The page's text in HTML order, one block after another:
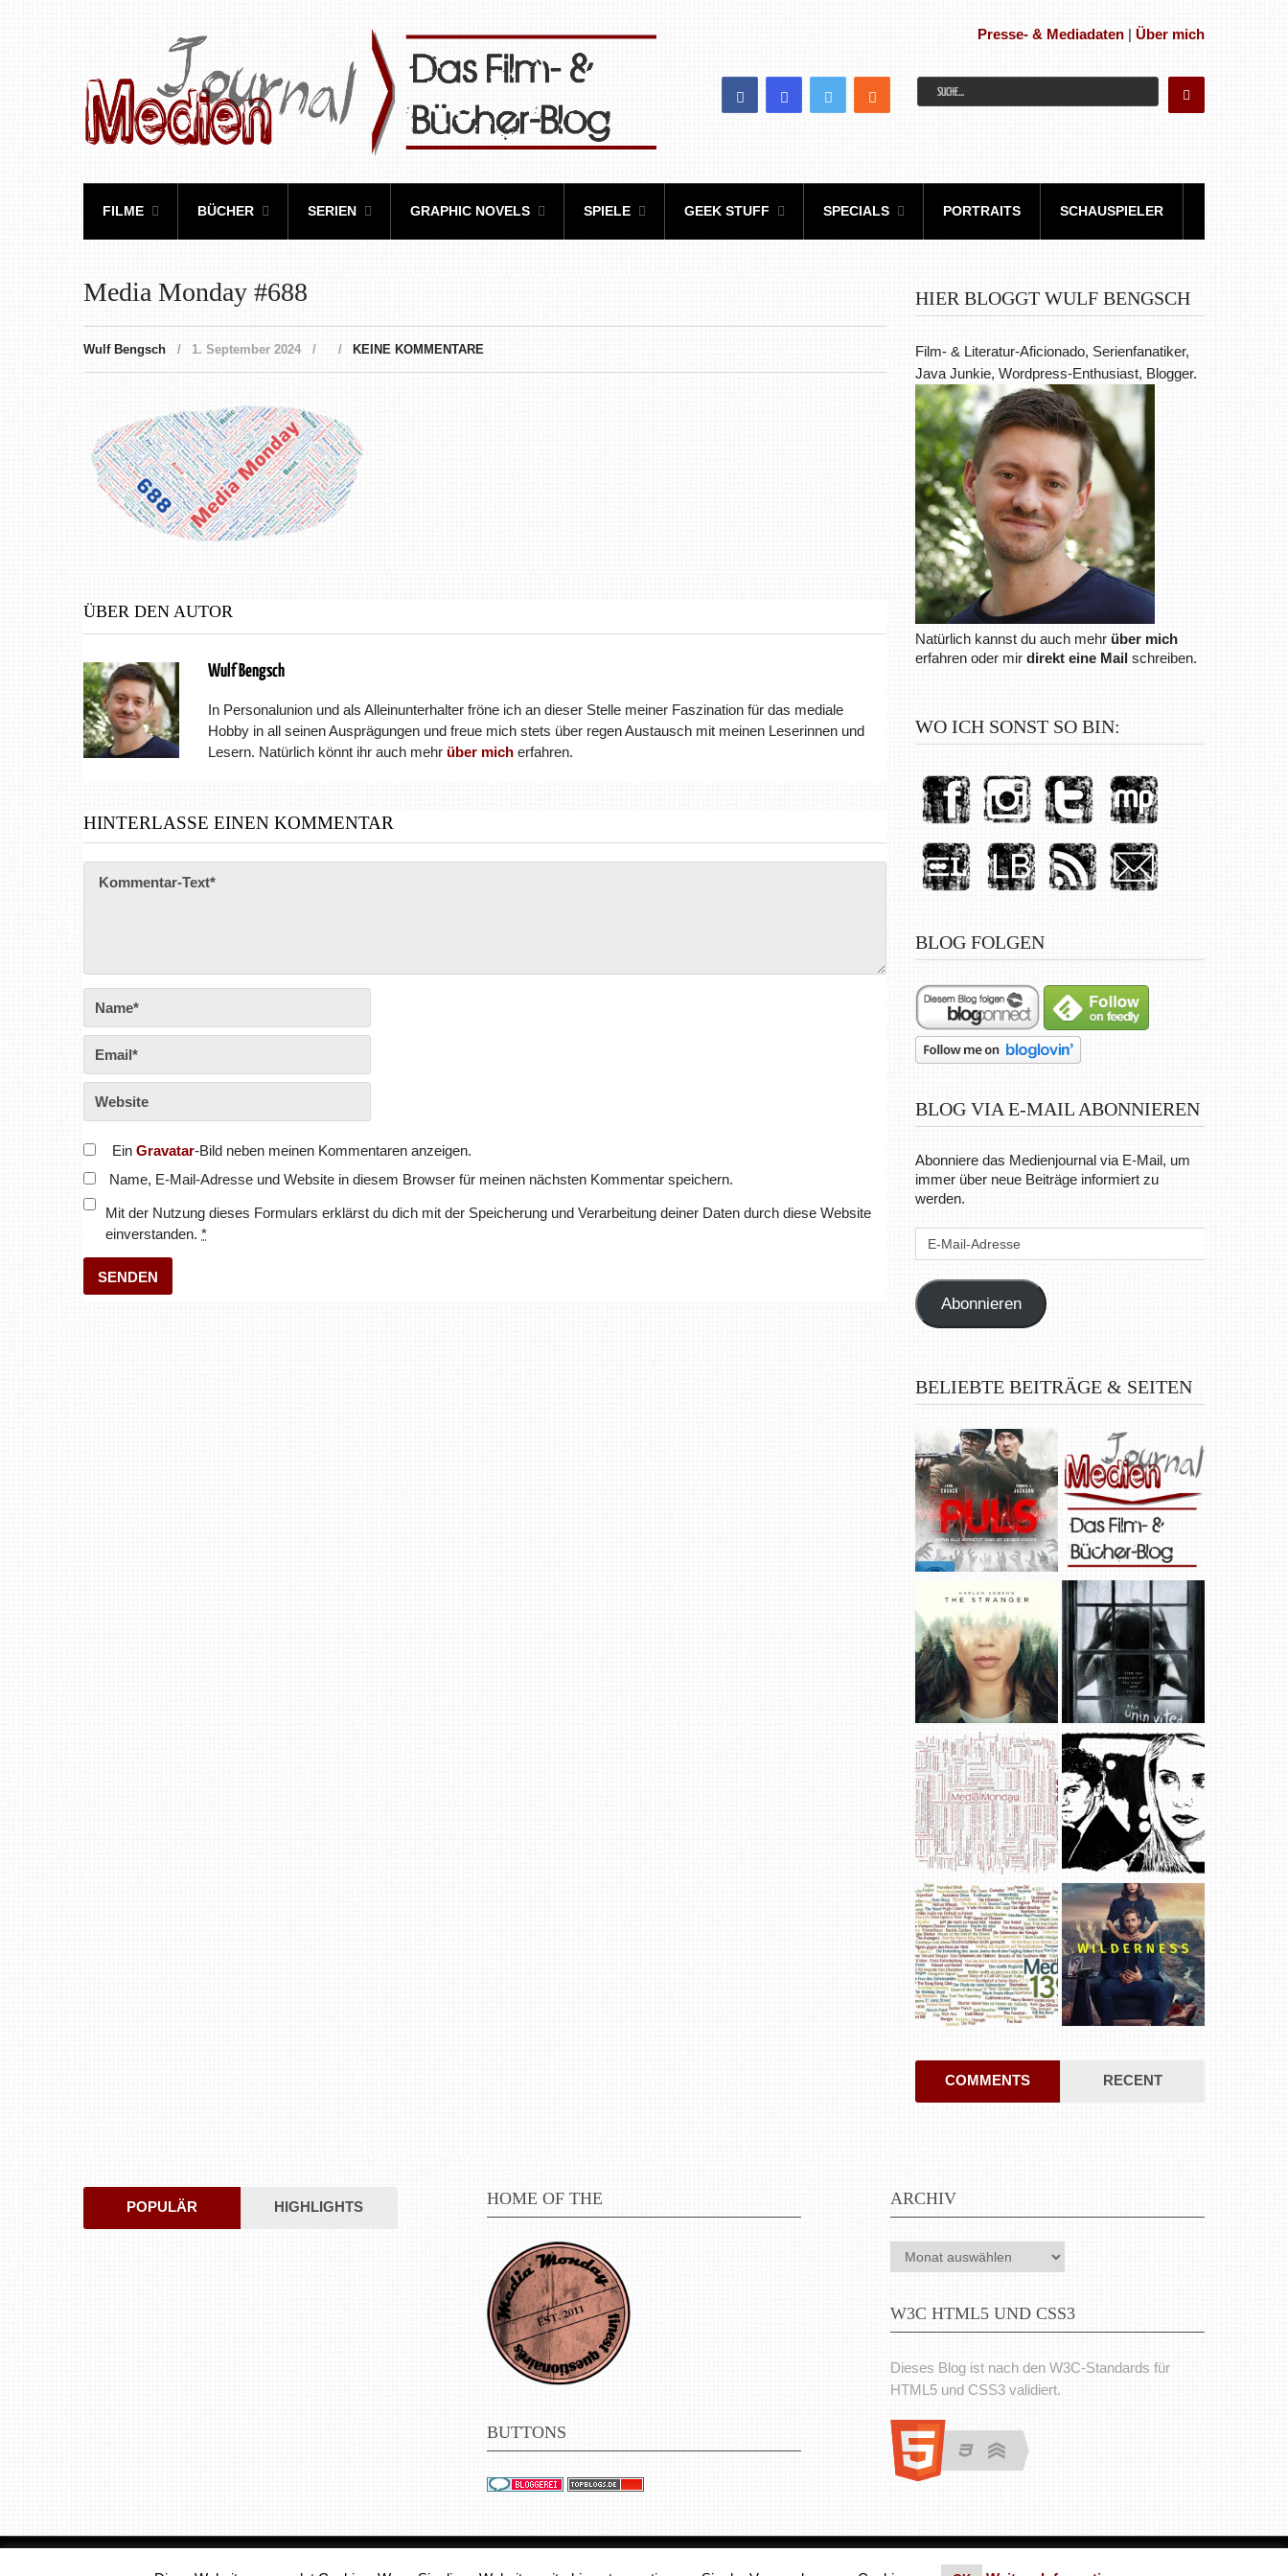
Presse- & Mediadaten | Über mich
FILME BÜCHER SERIEN GRAPHIC NOVELS SPIELE GEEK STUFF SPECIALS PORTRAITS SCHAUSPIELER
Media Monday #688
Wulf Bengsch 1. September 2024 KEINE KOMMENTARE
ÜBER DEN AUTOR
Wulf Bengsch
In Personalunion und als Alleinunterhalter fröne ich an dieser Stelle meiner Faszination für das mediale
Hobby in all seinen Ausprägungen und freue mich stets über regen Austausch mit meinen Leserinnen und
Lesern. Natürlich könnt ihr auch mehr über mich erfahren.
HINTERLASSE EINEN KOMMENTAR
EinGravatar-Bild neben meinen Kommentaren anzeigen.
Name, E-Mail-Adresse und Website in diesem Browser für meinen nächsten Kommentar speichern.
Mit der Nutzung dieses Formulars erklärst du dich mit der Speicherung und Verarbeitung deiner Daten durch diese Website
einverstanden. *
HIER BLOGGT WULF BENGSCH
Film- & Literatur-Aficionado, Serienfanatiker,
Java Junkie, Wordpress-Enthusiast, Blogger.
Natürlich kannst du auch mehr über mich
erfahren oder mirdirekt eine Mail schreiben.
WO ICH SONST SO BIN:
BLOG FOLGEN
BLOG VIA E-MAIL ABONNIEREN
Abonniere das Medienjournal via E-Mail, um
immer über neue Beiträge informiert zu
werden.
E-
Abonnieren
BELIEBTE BEITRÄGE & SEITEN
COMMENTS RECENT
POPULÄR HIGHLIGHTS HOME OF THE
BUTTONS
ARCHIV
Archiv
W3C HTML5 UND CSS3
Dieses Blog ist nach den W3C-Standards für
HTML5 und CSS3 validiert.
Medienjournal Copyright © 2026. © 2011 - 2018 Medienjournal. Alle Rechte vorbehalten. Theme von MyThemeShop. Impressum